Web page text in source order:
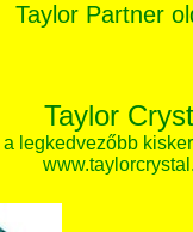
Taylor Partner
Taylor
legkedvezőbb